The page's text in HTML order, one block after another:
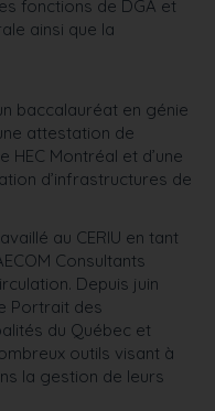
fonctions de DGA et
ainsi que la
baccalauréat en génie
attestation de
Montréal et d’une
d’infrastructures de
au CERIU en tant
Consultants
Depuis juin
Portrait des
du Québec et
outils visant à
la gestion de leurs